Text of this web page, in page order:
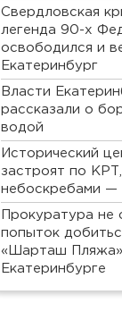
Свердловская
легенда 90-х
освободился и
Екатеринбург
Власти
рассказали о
водой
Исторический
застроят по
небоскребами —
Прокуратура не
попыток
«Шарташ
Екатеринбурге